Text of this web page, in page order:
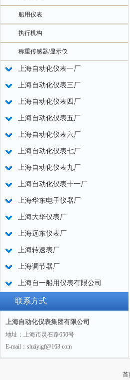
船用仪表
执行机构
称重传感器/显示仪
上海自动化仪表一厂
上海自动化仪表三厂
上海自动化仪表四厂
上海自动化仪表五厂
上海自动化仪表六厂
上海自动化仪表七厂
上海自动化仪表九厂
上海自动化仪表十一厂
上海华东电子仪器厂
上海大华仪表厂
上海远东仪表厂
上海转速表厂
上海调节器厂
上海自一船用仪表有限公司
联系方式
上海自动化仪表集团有限公司
地址：上海市灵石路650号
E-mail：shziyigf@163.com
首